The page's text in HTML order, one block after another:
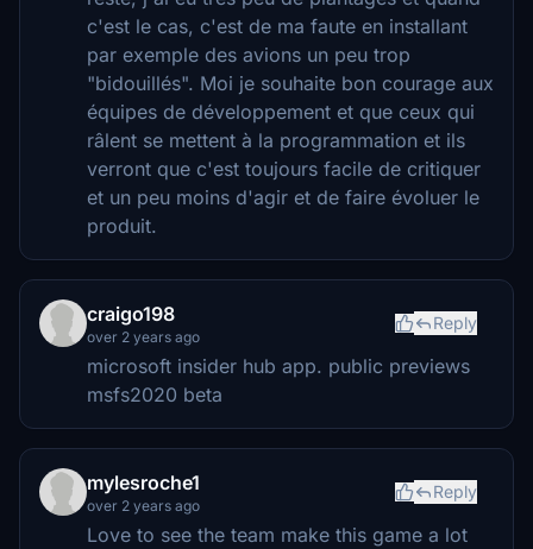
c'est le cas, c'est de ma faute en installant
par exemple des avions un peu trop
"bidouillés". Moi je souhaite bon courage aux
équipes de développement et que ceux qui
râlent se mettent à la programmation et ils
verront que c'est toujours facile de critiquer
et un peu moins d'agir et de faire évoluer le
produit.
craigo198
over 2 years ago
Reply
microsoft insider hub app. public previews
msfs2020 beta
mylesroche1
over 2 years ago
Reply
Love to see the team make this game a lot